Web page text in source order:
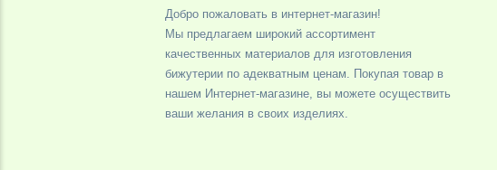
Добро пожаловать в интернет-магазин!
Мы предлагаем широкий ассортимент
качественных материалов для изготовления
бижутерии по адекватным ценам. Покупая товар в
нашем Интернет-магазине, вы можете осуществить
ваши желания в своих изделиях.